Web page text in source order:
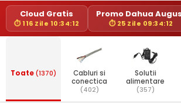
Cloud Gratis
⏱ 116 Zile 10:34:12
Promo Dahua
⏱ 25 Zile 09:34:12
Toate(1370)
Cabluri si
conectica
(402)
Solutii
alimentare
(357)